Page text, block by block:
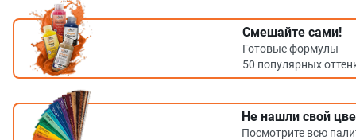
Смешайте сами!
Готовые формулы
50 популярных
Не нашли свой
Посмотрите всю